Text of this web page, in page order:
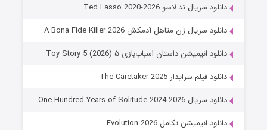
دانلود سریال تد لاسو Ted Lasso 2020-2026
دانلود سریال زن متاهل آدمکش A Bona Fide Killer 2026
دانلود انیمیشن داستان اسباب‌بازی ۵ Toy Story 5 (2026)
دانلود فیلم سرایدار The Caretaker 2025
دانلود سریال One Hundred Years of Solitude 2024-2026
دانلود انیمیشن تکامل Evolution 2026